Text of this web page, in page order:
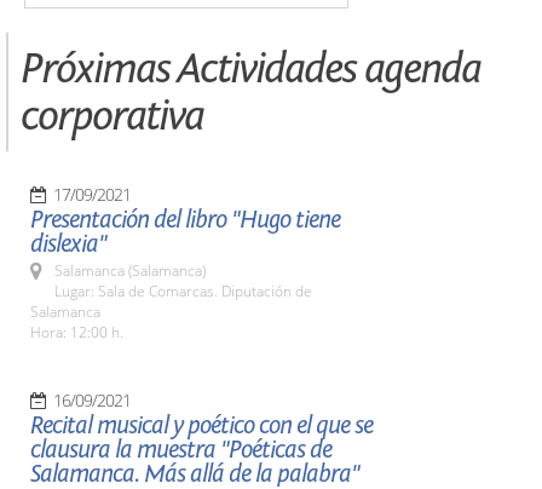
Próximas Actividades agenda
corporativa
17/09/2021
Presentación del libro "Hugo tiene
dislexia"
Salamanca (Salamanca)
Lugar: Sala de Comarcas. Diputación de
Salamanca
Hora: 12:00 h.
16/09/2021
Recital musical y poético con el que se
clausura la muestra "Poéticas de
Salamanca. Más allá de la palabra"